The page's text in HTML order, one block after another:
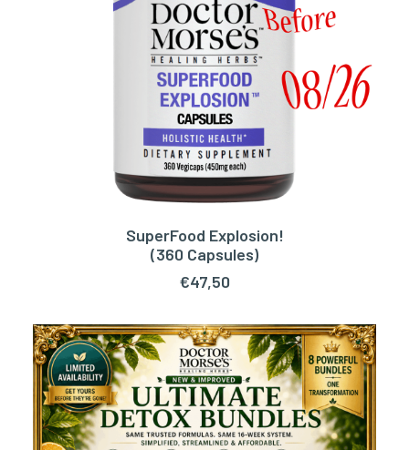
TOEVOEGEN AAN WINKELWAGEN
SuperFood Explosion!
(360 Capsules)
€47,50